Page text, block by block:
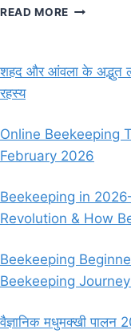
READ MORE शहद
अद्भुत
सौंदर्य
और
दीर्घायु
प्राकृतिक
रहस्य
शहद और आंवला के अद्भुत
रहस्य
Online Beekeeping
February 2026
Beekeeping in
Revolution & How
Beekeeping
Beekeeping
वैज्ञानिक मधुमक्खी